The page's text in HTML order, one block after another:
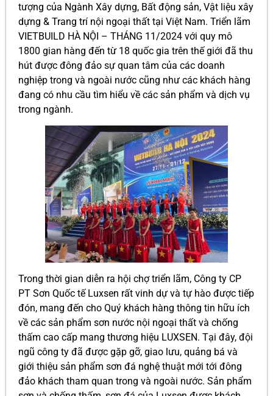
tượng của Ngành Xây dựng, Bất động sản, Vật liệu xây
dựng & Trang trí nội ngoại thất tại Việt Nam. Triển lãm
VIETBUILD HÀ NỘI – THÁNG 11/2024 với quy mô
1800 gian hàng đến từ 18 quốc gia trên thế giới đã thu
hút được đông đảo sự quan tâm của các doanh
nghiệp trong và ngoài nước cũng như các khách hàng
đang có nhu cầu tìm hiểu về các sản phẩm và dịch vụ
trong ngành.
Trong thời gian diễn ra hội chợ triển lãm, Công ty CP
PT Sơn Quốc tế Luxsen rất vinh dự và tự hào được tiếp
đón, mang đến cho Quý khách hàng thông tin hữu ích
về các sản phẩm sơn nước nội ngoại thất và chống
thấm cao cấp mang thương hiệu LUXSEN. Tại đây, đội
ngũ công ty đã được gặp gỡ, giao lưu, quảng bá và
giới thiệu sản phẩm sơn đá nghệ thuật mới tới đông
đảo khách tham quan trong và ngoài nước. Sản phẩm